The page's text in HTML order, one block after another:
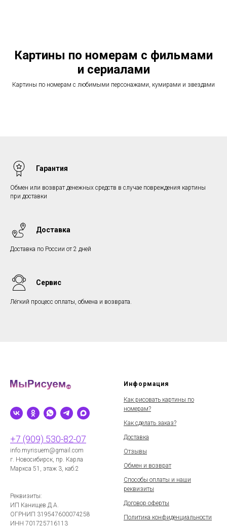
Картины по номерам с фильмами
и сериалами
Картины по номерам с любимыми персонажами, кумирами и звездами
Гарантия
Обмен или возврат денежных средств в случае повреждения картины
при доставки
Доставка
Доставка по России от 2 дней
Сервис
Лёгкий процесс оплаты, обмена и возврата.
+7 (909) 530-82-07
info.myrisuem@gmail.com
г. Новосибирск, пр. Карла
Маркса 51, этаж 3, каб.2
Реквизиты:
ИП Канищев Д.А.
ОГРНИП 319547600074258
ИНН 701725716113
Информация
Как рисовать картины по
номерам?
Как сделать заказ?
Доставка
Отзывы
Обмен и возврат
Способы оплаты и наши
реквизиты
Договор оферты
Политика конфиденциальности